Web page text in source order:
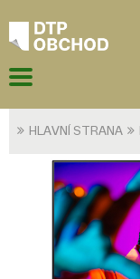
HLAVNÍ STRANA